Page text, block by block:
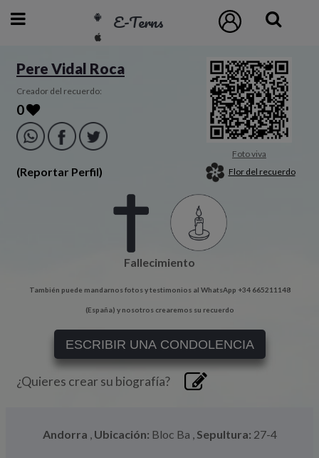
E-Terns
ESP
ENG
POR
Inicio
Acceso
Pere Vidal Roca
Creador del recuerdo:
0
(Reportar Perfil)
Foto viva
Flor del recuerdo
Fallecimiento
También puede mandarnos fotos y testimonios al WhatsApp +34 665211148
(España) y nosotros crearemos su recuerdo
ESCRIBIR UNA CONDOLENCIA
¿Quieres crear su biografía?
Andorra , Ubicación: Bloc Ba , Sepultura: 27-4